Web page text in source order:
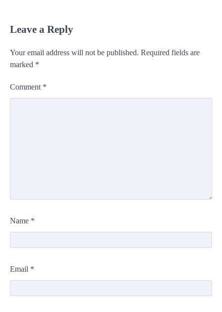
Leave a Reply
Your email address will not be published. Required fields are
marked *
Comment *
Name *
Email *